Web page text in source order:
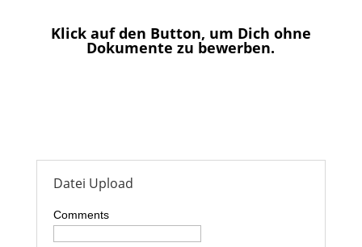
Klick auf den Button, um Dich ohne
Dokumente zu bewerben.
Datei Upload
Comments